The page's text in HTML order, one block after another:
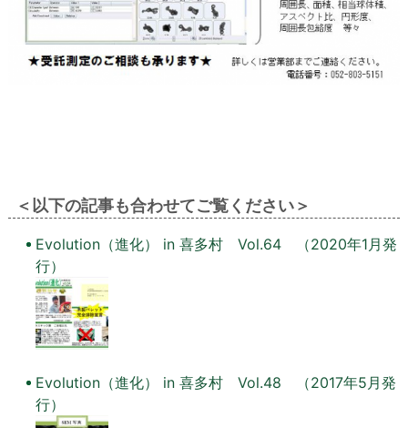
＜以下の記事も合わせてご覧ください＞
Evolution（進化） in 喜多村 Vol.64 （2020年1月発
行）
Evolution（進化） in 喜多村 Vol.48 （2017年5月発
行）